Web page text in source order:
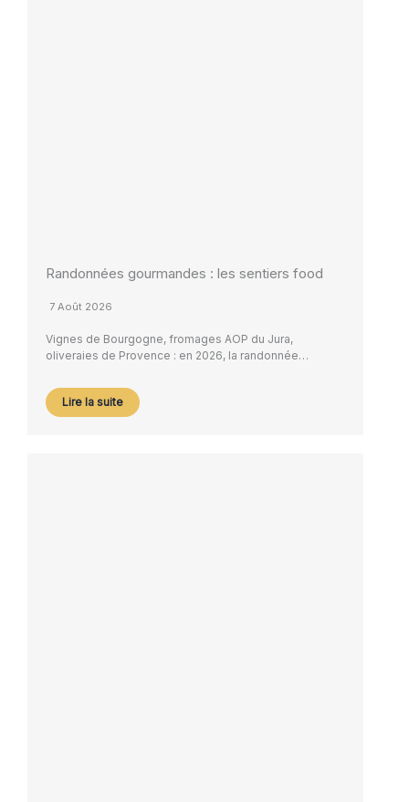
Randonnées gourmandes : les sentiers food
7 Août 2026
Vignes de Bourgogne, fromages AOP du Jura,
oliveraies de Provence : en 2026, la randonnée…
Lire la suite